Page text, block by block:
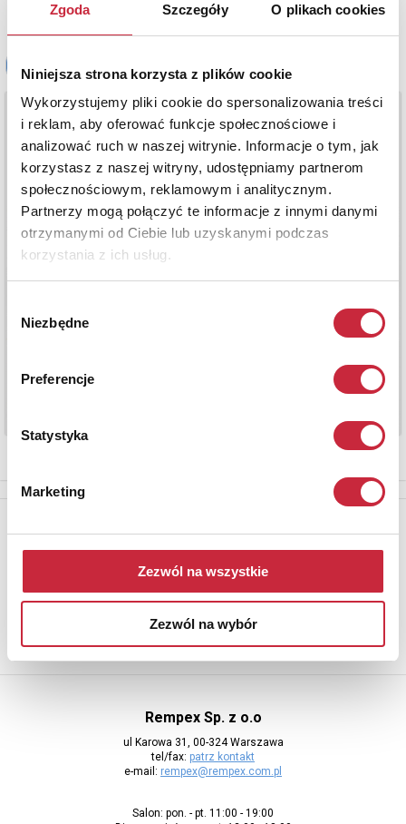
Zgoda Szczegóły O plikach cookies
Niniejsza strona korzysta z plików cookie
Wykorzystujemy pliki cookie do spersonalizowania treści
i reklam, aby oferować funkcje społecznościowe i
analizować ruch w naszej witrynie. Informacje o tym, jak
korzystasz z naszej witryny, udostępniamy partnerom
społecznościowym, reklamowym i analitycznym.
Partnerzy mogą połączyć te informacje z innymi danymi
otrzymanymi od Ciebie lub uzyskanymi podczas
korzystania z ich usług.
zgody
Niezbędne
Preferencje
Statystyka
Marketing
Zezwól na wszystkie
Zezwól na wybór
Aby otrzymywać informacje o nowych aukcjach, prosimy podać
adres e-mail
Rempex Sp. z o.o
ul Karowa 31, 00-324 Warszawa
tel/fax: patrz kontakt
e-mail: rempex@rempex.com.pl
Salon: pon. - pt. 11:00 - 19:00